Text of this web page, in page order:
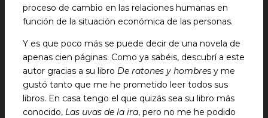
proceso de cambio en las relaciones humanas en
función de la situación económica de las personas.
Y es que poco más se puede decir de una novela de
apenas cien páginas. Como ya sabéis, descubrí a este
autor gracias a su libro De ratones y hombres y me
gustó tanto que me he prometido leer todos sus
libros. En casa tengo el que quizás sea su libro más
conocido, Las uvas de la ira, pero no me he podido